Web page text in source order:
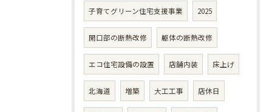
子育てグリーン住宅支援事業 2025
開口部の断熱改修 躯体の断熱改修
エコ住宅設備の設置 店舗内装 床上げ
北海道 増築 大工工事 店休日